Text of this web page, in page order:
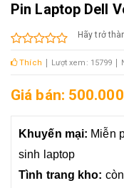
Pin Laptop Dell
Hãy trở
Thích Lượt xem: 15799
Giá bán:
Khuyến mại: Miễn
sinh laptop
Tình trang kho: